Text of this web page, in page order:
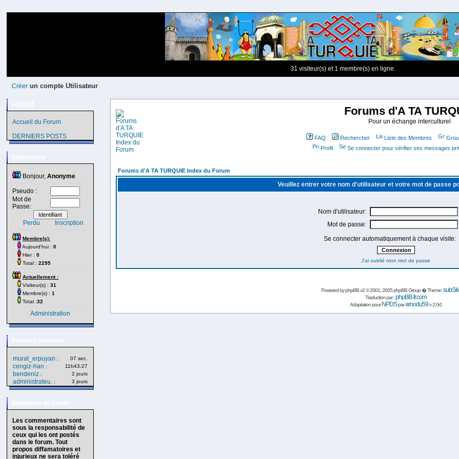
31 visiteur(s) et 1 membre(s) en ligne.
Créer un compte Utilisateur
Accueil du Forum
DERNIERS POSTS
Bonjour, Anonyme
Pseudo :
Mot de
Passe:
Perdu Inscription
Membre(s):
Aujourd'hui : 0
Hier : 0
Total : 2295
Actuellement :
Visiteur(s) : 31
Membre(s) : 1
Total :32
Administration
murat_erpuyan : 07 sec.
cengiz-han : 11h43:27
bendeniz : 2 jours
administrateu. : 3 jours
Les commentaires sont
sous la responsabilité de
ceux qui les ont postés
dans le forum. Tout
propos diffamatoires et
injurieux ne sera toléré
Forums d'A TA
Pour un échange interculturel
FAQ Rechercher Liste des Membres
Profil
Se connecter pour vérifier ses messages
Forums d'A TA TURQUIE Index du Forum
Veuillez entrer votre nom d'utilisateur et votre mot de passe
Nom d'utilisateur:
Mot de passe:
Se connecter automatiquement à chaque visite:
J'ai oublié mon mot de passe
Powered byphpBBv2 © 2001, 2005 phpBB Group � Theme:
Traduction par :phpBB-fr.com
Adaptation pourNPDSpararnodu59v 2.0r1